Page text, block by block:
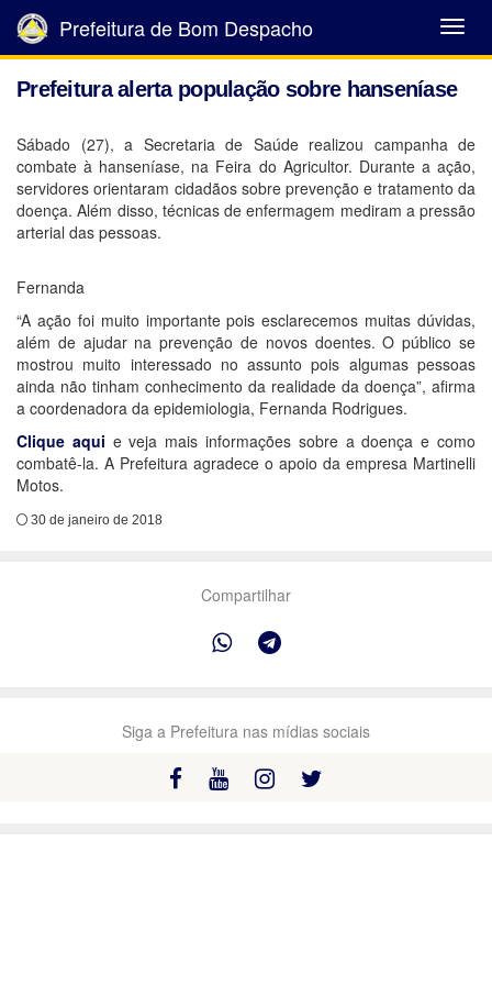
Abrir
Menu
Prefeitura de Bom Despacho
Prefeitura alerta população sobre hanseníase
Sábado (27), a Secretaria de Saúde realizou campanha de
combate à hanseníase, na Feira do Agricultor. Durante a ação,
servidores orientaram cidadãos sobre prevenção e tratamento da
doença. Além disso, técnicas de enfermagem mediram a pressão
arterial das pessoas.
Fernanda
“A ação foi muito importante pois esclarecemos muitas dúvidas,
além de ajudar na prevenção de novos doentes. O público se
mostrou muito interessado no assunto pois algumas pessoas
ainda não tinham conhecimento da realidade da doença”, afirma
a coordenadora da epidemiologia, Fernanda Rodrigues.
Clique aqui e veja mais informações sobre a doença e como
combatê-la. A Prefeitura agradece o apoio da empresa Martinelli
Motos.
30 de janeiro de 2018
Compartilhar
Siga a Prefeitura nas mídias sociais